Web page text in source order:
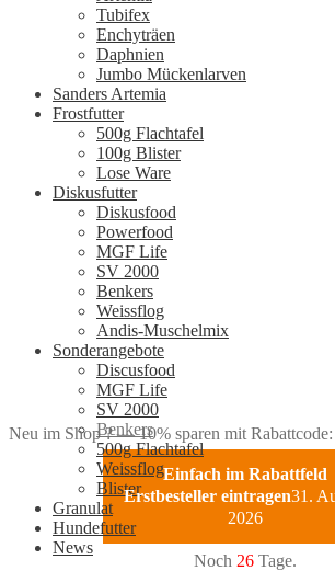
Tubifex
Enchyträen
Daphnien
Jumbo Mückenlarven
Sanders Artemia
Frostfutter
500g Flachtafel
100g Blister
Lose Ware
Diskusfutter
Diskusfood
Powerfood
MGF Life
SV 2000
Benkers
Weissflog
Andis-Muschelmix
Sonderangebote
Discusfood
MGF Life
SV 2000
Benkers
500g Flachtafel
Weissflog
Blister
Granulat
Hundefutter
News
Neu im Shop ? — 10% sparen mit Rabattcode:
Einfach im Rabattfeld
Erstbesteller eintragen31.
2026
Noch 26 Tage.